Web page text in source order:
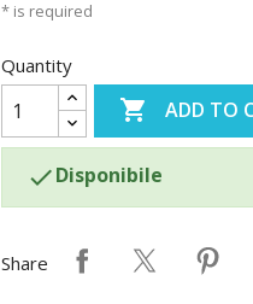
* is required
Quantity
 ADD TO
Disponibile
Share